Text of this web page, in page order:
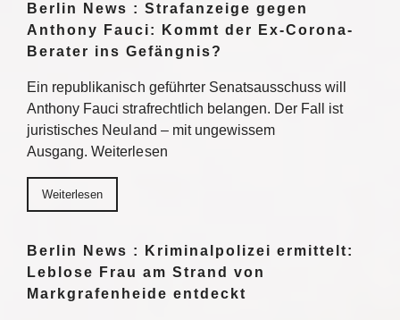
Berlin News : Strafanzeige gegen
Anthony Fauci: Kommt der Ex-Corona-
Berater ins Gefängnis?
Ein republikanisch geführter Senatsausschuss will
Anthony Fauci strafrechtlich belangen. Der Fall ist
juristisches Neuland – mit ungewissem
Ausgang. Weiterlesen
Weiterlesen
Berlin News : Kriminalpolizei ermittelt:
Leblose Frau am Strand von
Markgrafenheide entdeckt